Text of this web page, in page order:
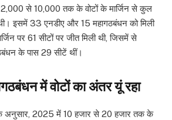
2,000 से 10,000 तक के वोटों के मार्जिन से कुल
इसमें 33 एनडीए और 15 महागठबंधन को मिली
पर 61 सीटों पर जीत मिली थी, जिसमें से
के पास 29 सीटें थीं।
में वोटों का अंतर यूं रहा
अनुसार, 2025 में 10 हजार से 20 हजार तक के